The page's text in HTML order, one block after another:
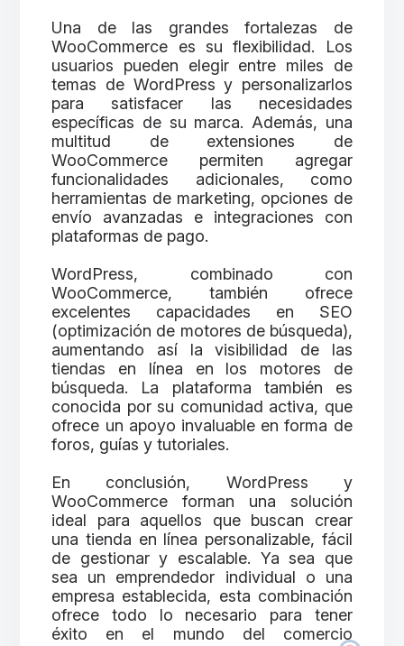
Una de las grandes fortalezas de
WooCommerce es su flexibilidad. Los
usuarios pueden elegir entre miles de
temas de WordPress y personalizarlos
para satisfacer las necesidades
específicas de su marca. Además, una
multitud de extensiones de
WooCommerce permiten agregar
funcionalidades adicionales, como
herramientas de marketing, opciones de
envío avanzadas e integraciones con
plataformas de pago.
WordPress, combinado con
WooCommerce, también ofrece
excelentes capacidades en SEO
(optimización de motores de búsqueda),
aumentando así la visibilidad de las
tiendas en línea en los motores de
búsqueda. La plataforma también es
conocida por su comunidad activa, que
ofrece un apoyo invaluable en forma de
foros, guías y tutoriales.
En conclusión, WordPress y
WooCommerce forman una solución
ideal para aquellos que buscan crear
una tienda en línea personalizable, fácil
de gestionar y escalable. Ya sea que
sea un emprendedor individual o una
empresa establecida, esta combinación
ofrece todo lo necesario para tener
éxito en el mundo del comercio